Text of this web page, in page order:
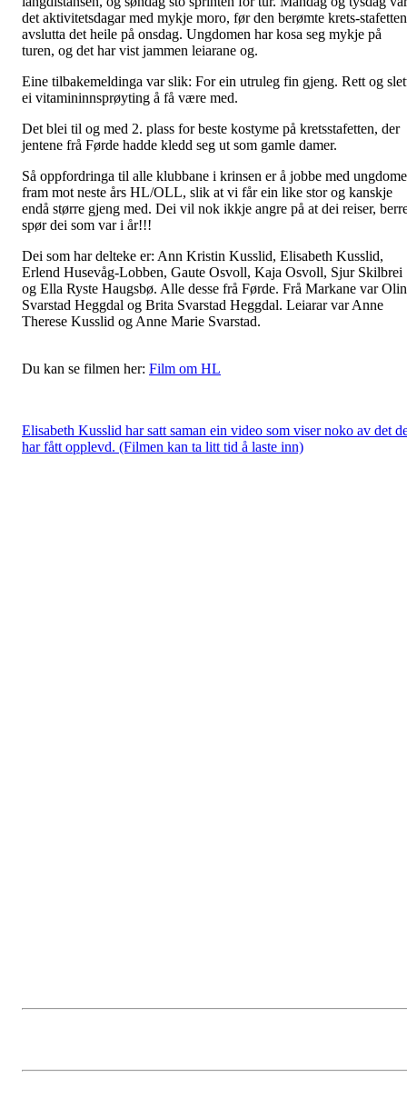
det aktivitetsdagar med mykje moro, før den berømte krets-stafetten
avslutta det heile på onsdag. Ungdomen har kosa seg mykje på
turen, og det har vist jammen leiarane og.
Eine tilbakemeldinga var slik: For ein utruleg fin gjeng. Rett og
ei vitamininnsprøyting å få være med.
Det blei til og med 2. plass for beste kostyme på kretsstafetten, der
jentene frå Førde hadde kledd seg ut som gamle damer.
Så oppfordringa til alle klubbane i krinsen er å jobbe med
fram mot neste års HL/OLL, slik at vi får ein like stor og kanskje
endå større gjeng med. Dei vil nok ikkje angre på at dei reiser,
spør dei som var i år!!!
Dei som har delteke er: Ann Kristin Kusslid, Elisabeth Kusslid,
Erlend Husevåg-Lobben, Gaute Osvoll, Kaja Osvoll, Sjur Skilbrei
og Ella Ryste Haugsbø. Alle desse frå Førde. Frå Markane var
Svarstad Heggdal og Brita Svarstad Heggdal. Leiarar var Anne
Therese Kusslid og Anne Marie Svarstad.
Du kan se filmen her: Film om HL
Elisabeth Kusslid har satt saman ein video som viser noko av det
har fått opplevd. (Filmen kan ta litt tid å laste inn)